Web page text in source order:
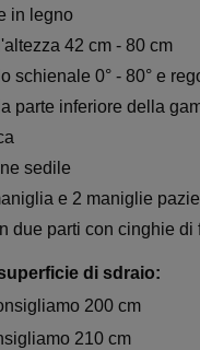
in legno
42 cm - 80 cm
schienale 0° - 80° e
parte inferiore della
sedile
e 2 maniglie
due parti con cinghie
di sdraio:
200 cm
210 cm